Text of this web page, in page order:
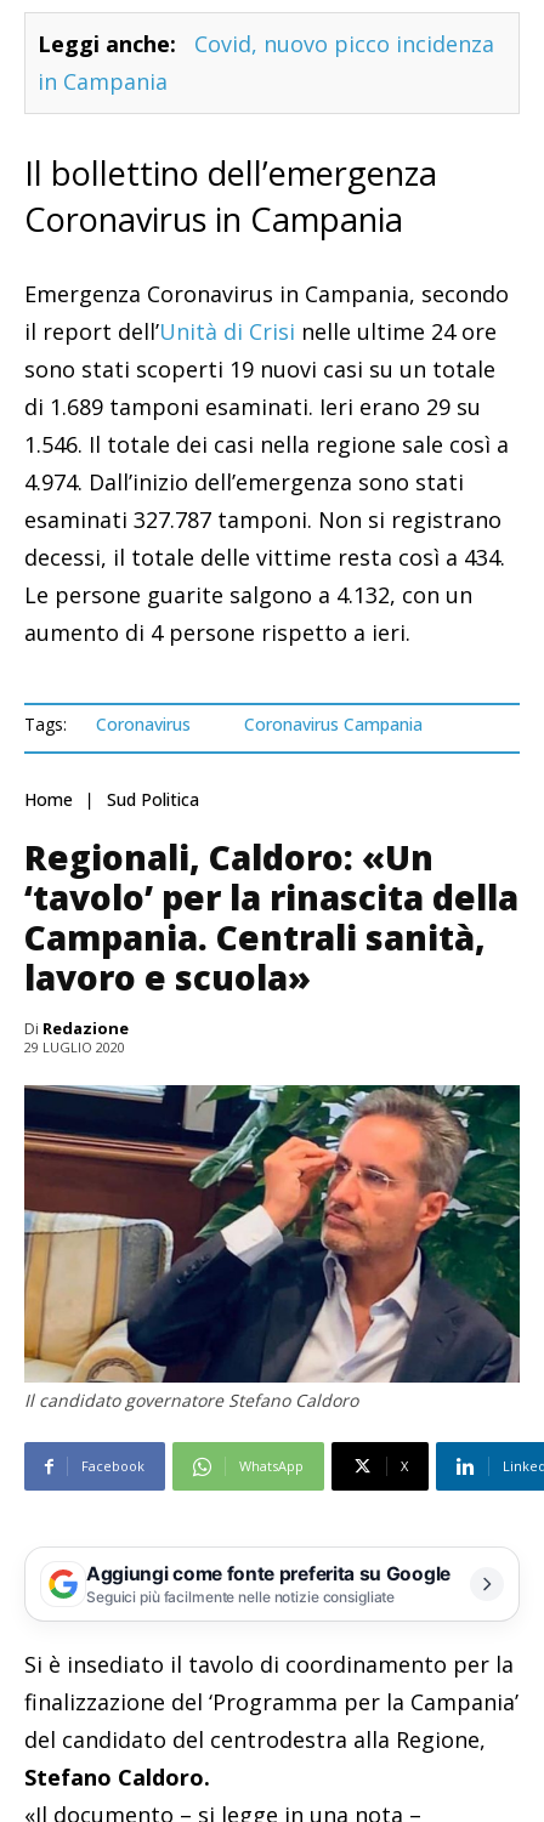
Leggi anche:
Covid, nuovo picco incidenza
in Campania
Il bollettino dell’emergenza
Coronavirus in Campania
Emergenza Coronavirus in Campania, secondo
il report dell’Unità di Crisi nelle ultime 24 ore
sono stati scoperti 19 nuovi casi su un totale
di 1.689 tamponi esaminati. Ieri erano 29 su
1.546. Il totale dei casi nella regione sale così a
4.974. Dall’inizio dell’emergenza sono stati
esaminati 327.787 tamponi. Non si registrano
decessi, il totale delle vittime resta così a 434.
Le persone guarite salgono a 4.132, con un
aumento di 4 persone rispetto a ieri.
Tags: Coronavirus Coronavirus Campania
Home Sud Politica
Regionali, Caldoro: «Un
‘tavolo’ per la rinascita della
Campania. Centrali sanità,
lavoro e scuola»
Di Redazione
29 LUGLIO 2020
Il candidato governatore Stefano Caldoro
Facebook WhatsApp X
Aggiungi come fonte preferita su Google
Seguici più facilmente nelle notizie consigliate
Si è insediato il tavolo di coordinamento per la
finalizzazione del ‘Programma per la Campania’
del candidato del centrodestra alla Regione,
Stefano Caldoro.
«Il documento – si legge in una nota –